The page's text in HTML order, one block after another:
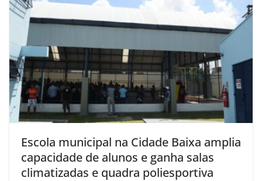
Escola municipal na Cidade Baixa amplia
capacidade de alunos e ganha salas
climatizadas e quadra poliesportiva